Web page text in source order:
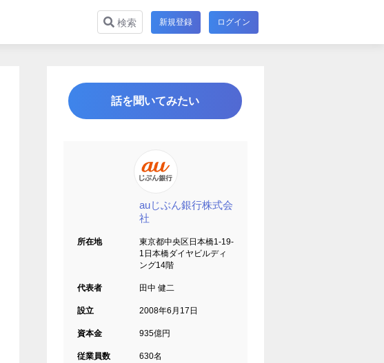
検索 新規登録 ログイン
話を聞いてみたい
auじぶん銀行株式会
社
所在地
東京都中央区日本橋1-19-
1日本橋ダイヤビルディ
ング14階
代表者 田中 健二
設立 2008年6月17日
資本金 935億円
従業員数 630名